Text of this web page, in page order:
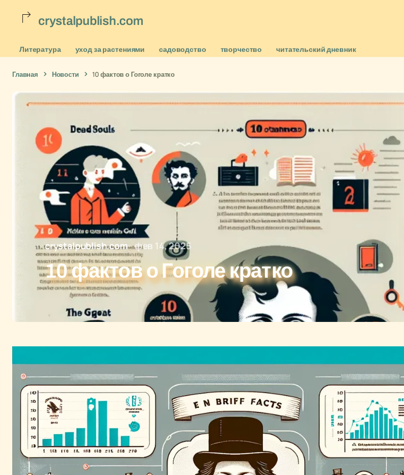
crystalpublish.com
Литература уход за растениями садоводство творчество читательский дневник
Главная Новости 10 фактов о Гоголе кратко
crystalpublish.com фев 14, 2025
10 фактов о Гоголе кратко